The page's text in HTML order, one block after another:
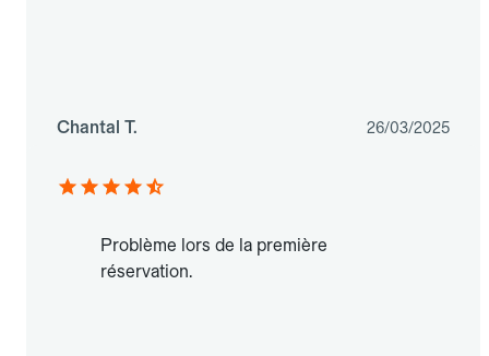
Chantal T. 26/03/2025
Problème lors de la première
réservation.